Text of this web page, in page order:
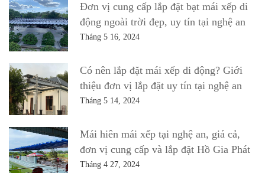
Đơn vị cung cấp lắp đặt bạt mái xếp di
động ngoài trời đẹp, uy tín tại nghệ an
Tháng 5 16, 2024
Có nên lắp đặt mái xếp di động? Giới
thiệu đơn vị lắp đặt uy tín tại nghệ an
Tháng 5 14, 2024
Mái hiên mái xếp tại nghệ an, giá cả,
đơn vị cung cấp và lắp đặt Hồ Gia Phát
Tháng 4 27, 2024